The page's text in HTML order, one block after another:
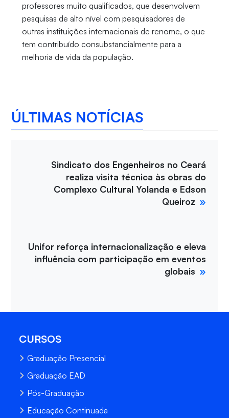
professores muito qualificados, que desenvolvem
pesquisas de alto nível com pesquisadores de
outras instituições internacionais de renome, o que
tem contribuído consubstancialmente para a
melhoria de vida da população.
ÚLTIMAS NOTÍCIAS
Sindicato dos Engenheiros no Ceará
realiza visita técnica às obras do
Complexo Cultural Yolanda e Edson
Queiroz
Unifor reforça internacionalização e eleva
influência com participação em eventos
globais
CURSOS
Graduação Presencial
Graduação EAD
Pós-Graduação
Educação Continuada